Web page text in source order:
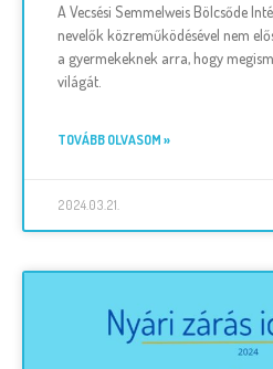
A Vecsési Semmelweis Bölcsőde
nevelők közreműködésével nem
a gyermekeknek arra, hogy
világát.
TOVÁBB OLVASOM »
2024.03.21.